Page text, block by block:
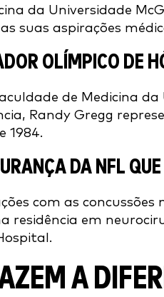
da Universidade
suas aspirações
OLÍMPICO DE
de Medicina
Randy Gregg
1984.
DA NFL
com as
residência em
A